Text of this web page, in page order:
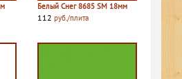
Белый Снег 8685 SM 18мм
112 руб./плита